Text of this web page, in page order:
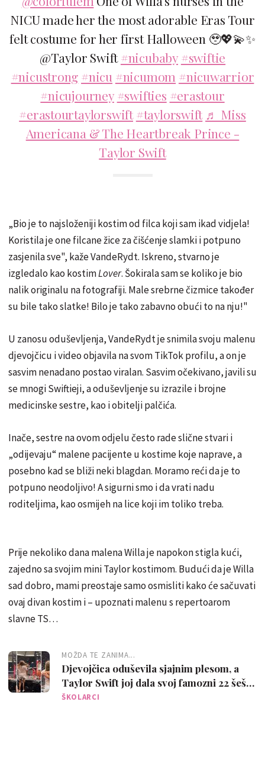
NICU made her the most adorable Eras Tour
felt costume for her first Halloween 🥹💖💫✨
@Taylor Swift#nicubaby #swiftie
#nicustrong #nicu #nicumom #nicuwarrior
#nicujourney #swifties #erastour
#erastourtaylorswift #taylorswift ♬ Miss
Americana & The Heartbreak Prince -
Taylor Swift
„Bio je to najsloženiji kostim od filca koji sam ikad vidjela!
Koristila je one filcane žice za čišćenje slamki i potpuno
zasjenila sve", kaže VandeRydt. Iskreno, stvarno je
izgledalo kao kostimLover. Šokirala sam se koliko je bio
nalik originalu na fotografiji. Male srebrne čizmice također
su bile tako slatke! Bilo je tako zabavno obući to na nju!"
U zanosu oduševljenja, VandeRydt je snimila svoju malenu
djevojčicu i video objavila na svom TikTok profilu, a on je
sasvim nenadano postao viralan. Sasvim očekivano, javili su
se mnogi Swiftieji, a oduševljenje su izrazile i brojne
medicinske sestre, kao i obitelji palčića.
Inače, sestre na ovom odjelu često rade slične stvari i
„odijevaju“ malene pacijente u kostime koje naprave, a
posebno kad se bliži neki blagdan. Moramo reći da je to
potpuno neodoljivo! A sigurni smo i da vrati nadu
roditeljima, kao osmijeh na lice koji im toliko treba.
Prije nekoliko dana malena Willa je napokon stigla kući,
zajedno sa svojim mini Taylor kostimom. Budući da je Willa
sad dobro, mami preostaje samo osmisliti kako će sačuvati
ovaj divan kostim i – upoznati malenu s repertoarom
slavne TS…
MOŽDA TE ZANIMA...
Djevojčica oduševila sjajnim plesom, a
Taylor Swift joj dala svoj famozni 22 šešir:
'Ukrala je show!'
ŠKOLARCI